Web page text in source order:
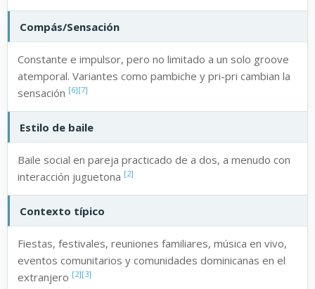
Compás/Sensación
Constante e impulsor, pero no limitado a un solo groove
atemporal. Variantes como pambiche y pri-pri cambian la
sensación [6][7]
Estilo de baile
Baile social en pareja practicado de a dos, a menudo con
interacción juguetona [2]
Contexto típico
Fiestas, festivales, reuniones familiares, música en vivo,
eventos comunitarios y comunidades dominicanas en el
extranjero [2][3]